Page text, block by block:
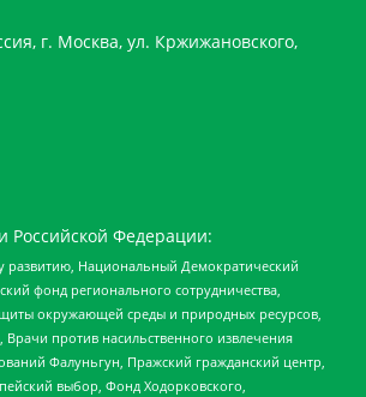
г. Москва, ул. Кржижановского,
Российской Федерации:
Национальный Демократический
фонд регионального сотрудничества,
окружающей среды и природных ресурсов,
против насильственного извлечения
Фалуньгун, Пражский гражданский центр,
выбор, Фонд Ходорковского,